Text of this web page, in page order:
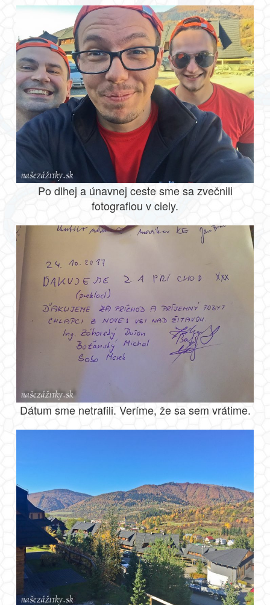
Po dlhej a únavnej ceste sme sa zvečnili
fotografiou v ciely.
Dátum sme netrafili. Veríme, že sa sem vrátime.